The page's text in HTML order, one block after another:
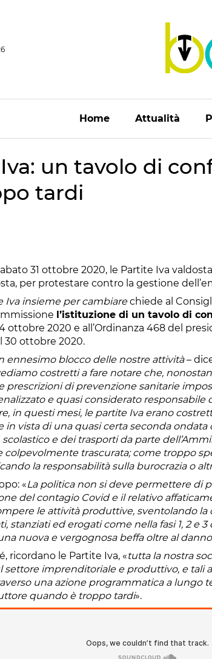
Home Attualità
un tavolo di
tardi
31 ottobre 2020, le Partite Iva
per protestare contro la gestione
Iva insieme per cambiarechiede al
l’istituzione di un tavolo di
ottobre 2020 e all’Ordinanza 468 del
30 ottobre 2020.
ennesimo blocco delle nostre attività–
costretti a fare notare che,
prescrizioni di prevenzione sanitarie
e quasi considerato responsabile
in questi mesi, le partite Iva erano
in vista di una quasi certa seconda
scolastico e dei trasporti da parte
trascurata; come troppo
la responsabilità sulla burocrazia o
«La politica non si deve permettere di
del contagio Covid e il relativo
le attività produttive, sventolando la
stanziati ed erogati come nella fasi 1, 2 e
nuova e vergognosa beffa oltre al danno
ricordano le Partite Iva, «tutta la nostra
settore imprenditoriale e produttivo, e tali
una azione programmatica a lungo
quando è troppo tardi».